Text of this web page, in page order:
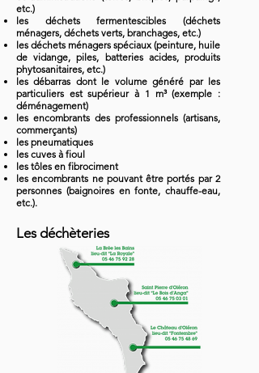
etc.)
les déchets fermentescibles (déchets
ménagers, déchets verts, branchages, etc.)
les déchets ménagers spéciaux (peinture, huile
de vidange, piles, batteries acides, produits
phytosanitaires, etc.)
les débarras dont le volume généré par les
particuliers est supérieur à 1 m³ (exemple :
déménagement)
les encombrants des professionnels (artisans,
commerçants)
les pneumatiques
les cuves à fioul
les tôles en fibrociment
les encombrants ne pouvant être portés par 2
personnes (baignoires en fonte, chauffe-eau,
etc.).
Les déchèteries